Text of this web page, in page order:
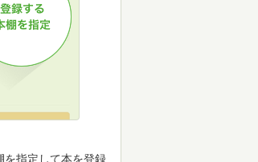
を指定して本を登録